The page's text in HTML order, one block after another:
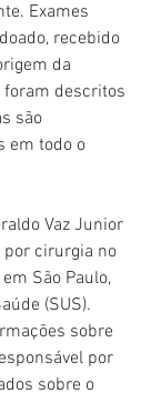
Exames
recebido
da
foram descritos
são
em todo o
Vaz Junior
por cirurgia no
São Paulo,
(SUS).
sobre
por
sobre o